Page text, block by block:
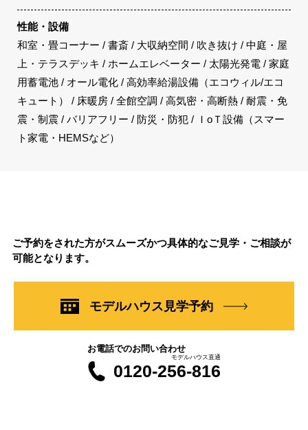
性能・設備
和室・畳コーナー / 書斎 / 大収納空間 / 吹き抜け / 中庭・屋
上・テラスデッキ / ホームエレベーター / 太陽光発電 / 家庭
用蓄電池 / オール電化 / 高効率給湯設備（エコウィル/エコ
キュート） / 床暖房 / 全館空調 / 高気密・高断熱 / 耐震・免
震・制震 / バリアフリー / 防災・防犯 / ＩoＴ設備（スマー
ト家電・HEMSなど）
ご予約をされた方がスムーズかつ具体的なご見学・ご相談が
可能となります。
モデルハウス見学予約
お電話でのお問い合わせ
0120-256-816
モデルハウス直通